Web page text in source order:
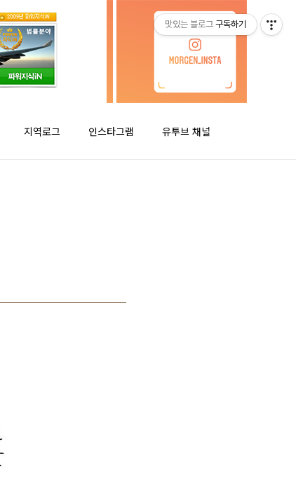
지역로그 인스타그램 유투브 채널
맛있는 블로그 구독하기